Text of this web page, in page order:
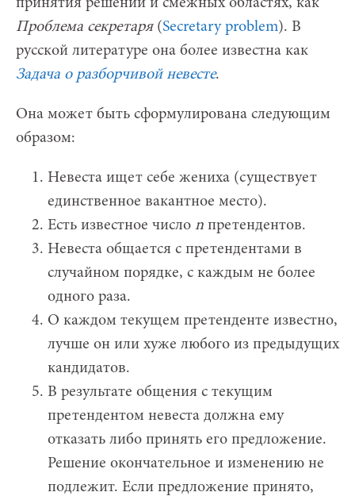
Проблема секретаря(Secretary problem). В
русской литературе она более известна как
Задача о разборчивой невесте.
Она может быть сформулирована следующим
образом:
Невеста ищет себе жениха (существует
единственное вакантное место).
Есть известное число n претендентов.
Невеста общается с претендентами в
случайном порядке, с каждым не более
одного раза.
О каждом текущем претенденте известно,
лучше он или хуже любого из предыдущих
кандидатов.
В результате общения с текущим
претендентом невеста должна ему
отказать либо принять его предложение.
Решение окончательное и изменению не
подлежит. Если предложение принято,